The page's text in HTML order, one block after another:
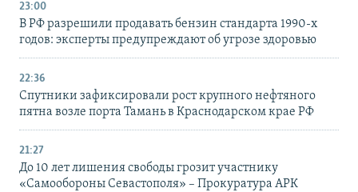
23:00
В РФ разрешили продавать бензин стандарта 1990-х
годов: эксперты предупреждают об угрозе здоровью
22:36
Спутники зафиксировали рост крупного нефтяного
пятна возле порта Тамань в Краснодарском крае РФ
21:27
До 10 лет лишения свободы грозит участнику
«Самообороны Севастополя» – Прокуратура АРК